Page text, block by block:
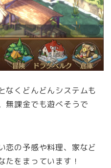
なくどんどんシステムも
無課金でも遊べそうで
恋の予感や料理、家など
たをまっています！